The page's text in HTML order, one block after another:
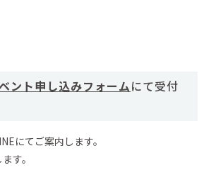
ント申し込みフォームにて受付
にてご案内します。
す。